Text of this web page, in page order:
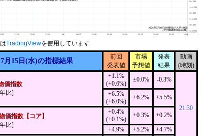
TradingViewを使用しています
7月15日(水)の指標結果
前回
発表値
市場
予想値
発表
結果
動画
(時刻)
価指数
比]
+1.1%
(+0.6%)
±0.0% -0.3%
21:30
+6.5%
(+6.0%)
+6.2% +5.5%
価指数【コア】
比]
+0.4%
(+0.1%)
+0.3%
+0.2%
+4.9%
+5.2%
+4.7%